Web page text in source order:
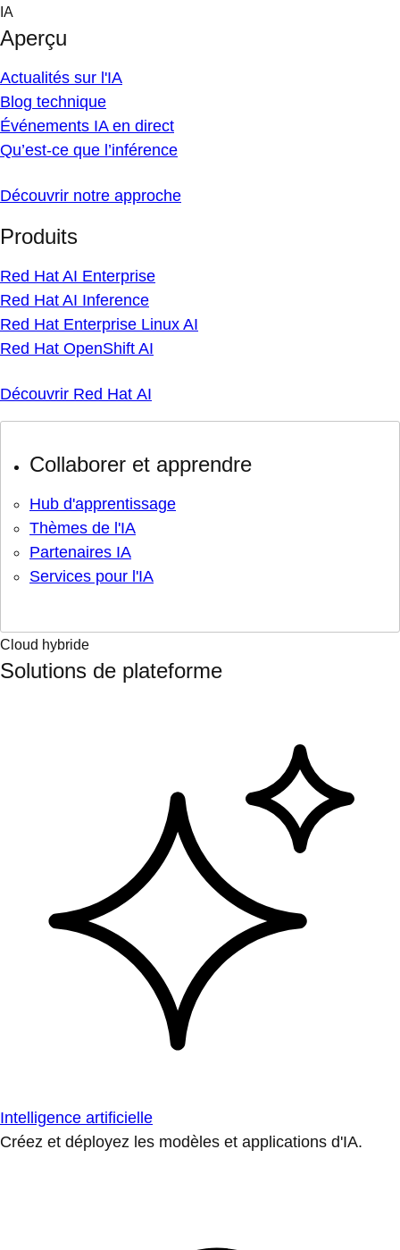
Skip
content
IA
Aperçu
Actualités sur l'IA
Blog technique
Événements IA en direct
Qu’est-ce que l’inférence
Découvrir notre approche
Produits
Red Hat AI Enterprise
Red Hat AI Inference
Red Hat Enterprise Linux AI
Red Hat OpenShift AI
Découvrir Red Hat AI
Collaborer et apprendre
Hub d'apprentissage
Thèmes de l'IA
Partenaires IA
Services pour l'IA
Cloud hybride
Solutions de plateforme
Intelligence artificielle
Créez et déployez les modèles et applications d'IA.